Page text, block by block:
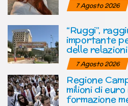
7 Agosto 2026
“Ruggi”,
importante
delle
7 Agosto 2026
Regione
milioni di
formazione